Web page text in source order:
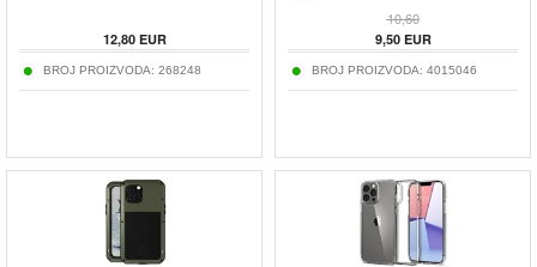
12,80EUR
BROJ PROIZVODA: 268248
10,60
9,50EUR
BROJ PROIZVODA: 4015046